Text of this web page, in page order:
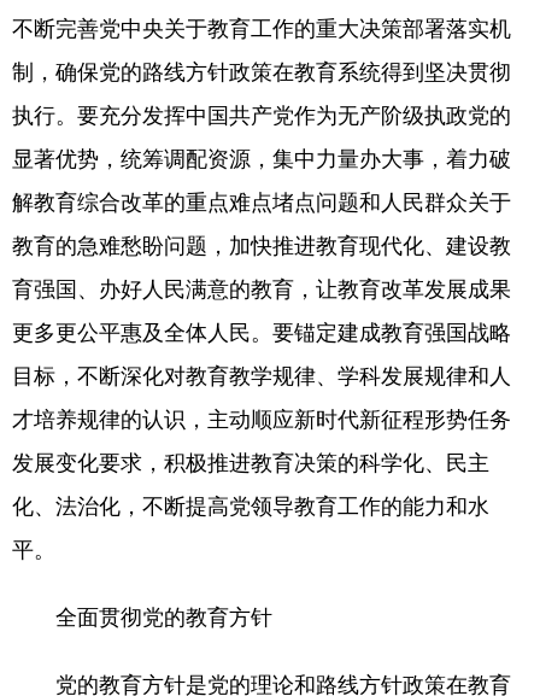
不断完善党中央关于教育工作的重大决策部署落实机
制，确保党的路线方针政策在教育系统得到坚决贯彻
执行。要充分发挥中国共产党作为无产阶级执政党的
显著优势，统筹调配资源，集中力量办大事，着力破
解教育综合改革的重点难点堵点问题和人民群众关于
教育的急难愁盼问题，加快推进教育现代化、建设教
育强国、办好人民满意的教育，让教育改革发展成果
更多更公平惠及全体人民。要锚定建成教育强国战略
目标，不断深化对教育教学规律、学科发展规律和人
才培养规律的认识，主动顺应新时代新征程形势任务
发展变化要求，积极推进教育决策的科学化、民主
化、法治化，不断提高党领导教育工作的能力和水
平。
全面贯彻党的教育方针
党的教育方针是党的理论和路线方针政策在教育